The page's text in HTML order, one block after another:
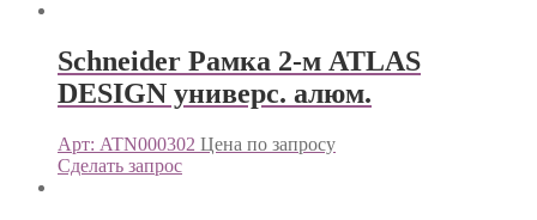
Schneider Рамка 2-м ATLAS
DESIGN универс. алюм.
Арт: ATN000302 Цена по запросу
Сделать запрос